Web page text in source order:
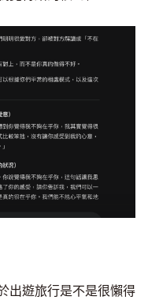
出遊旅行是不是很懶得